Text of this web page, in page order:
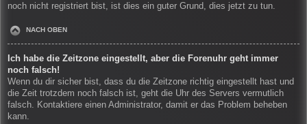
noch nicht registriert bist, ist dies ein guter Grund, dies jetzt zu tun.
NACH OBEN
Ich habe die Zeitzone eingestellt, aber die Forenuhr geht immer
noch falsch!
Wenn du dir sicher bist, dass du die Zeitzone richtig eingestellt hast und
die Zeit trotzdem noch falsch ist, geht die Uhr des Servers vermutlich
falsch. Kontaktiere einen Administrator, damit er das Problem beheben
kann.